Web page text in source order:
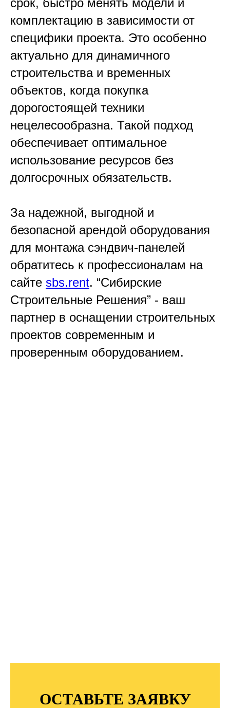
срок, быстро менять модели и
комплектацию в зависимости от
специфики проекта. Это особенно
актуально для динамичного
строительства и временных
объектов, когда покупка
дорогостоящей техники
нецелесообразна. Такой подход
обеспечивает оптимальное
использование ресурсов без
долгосрочных обязательств.​
За надежной, выгодной и
безопасной арендой оборудования
для монтажа сэндвич-панелей
обратитесь к профессионалам на
сайте sbs.rent. “Сибирские
Строительные Решения” - ваш
партнер в оснащении строительных
проектов современным и
проверенным оборудованием.
ОСТАВЬТЕ ЗАЯВКУ